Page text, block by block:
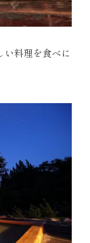
い料理を食べに